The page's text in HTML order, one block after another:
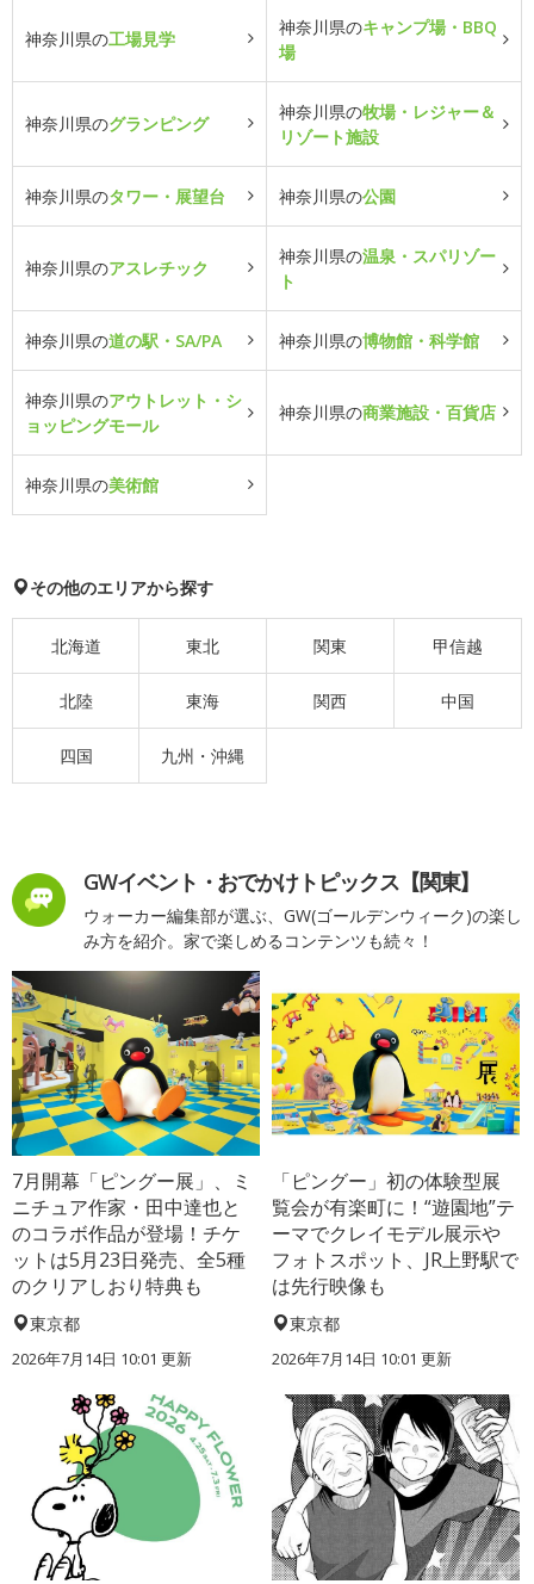
神奈川県の工場見学
神奈川県のキャンプ場・BBQ
場
神奈川県のグランピング
神奈川県の牧場・レジャー＆
リゾート施設
神奈川県のタワー・展望台 神奈川県の公園
神奈川県のアスレチック
神奈川県の温泉・スパリゾー
ト
神奈川県の道の駅・SA/PA 神奈川県の博物館・科学館
神奈川県のアウトレット・シ
ョッピングモール
神奈川県の商業施設・百貨店
神奈川県の美術館
その他のエリアから探す
北海道 東北 関東 甲信越
北陸 東海 関西 中国
四国 九州・沖縄
GWイベント・おでかけトピックス【関東】
ウォーカー編集部が選ぶ、GW(ゴールデンウィーク)の楽し
み方を紹介。家で楽しめるコンテンツも続々！
7月開幕「ピングー展」、ミ
ニチュア作家・田中達也と
のコラボ作品が登場！チケ
ットは5月23日発売、全5種
のクリアしおり特典も
東京都
2026年7月14日 10:01 更新
「ピングー」初の体験型展
覧会が有楽町に！“遊園地”テ
ーマでクレイモデル展示や
フォトスポット、JR上野駅で
は先行映像も
東京都
2026年7月14日 10:01 更新